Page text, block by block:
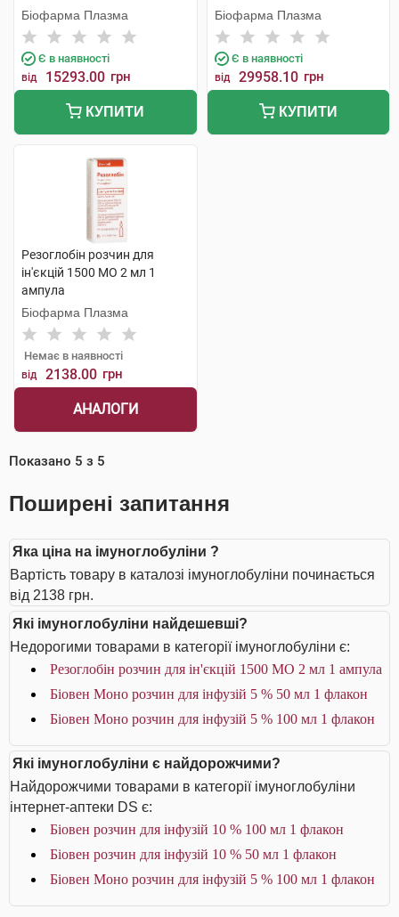
Біофарма Плазма
Є в наявності
від 15293.00 грн
КУПИТИ
Біофарма Плазма
Є в наявності
від 29958.10 грн
КУПИТИ
Резоглобін розчин для
ін'єкцій 1500 МО 2 мл 1
ампула
Біофарма Плазма
Немає в наявності
від 2138.00 грн
АНАЛОГИ
Показано 5 з 5
Поширені запитання
Яка ціна на імуноглобуліни ?
Вартість товару в каталозі імуноглобуліни починається
від 2138 грн.
Які імуноглобуліни найдешевші?
Недорогими товарами в категорії імуноглобуліни є:
Резоглобін розчин для ін'єкцій 1500 МО 2 мл 1 ампула
Біовен Моно розчин для інфузій 5 % 50 мл 1 флакон
Біовен Моно розчин для інфузій 5 % 100 мл 1 флакон
Які імуноглобуліни є найдорожчими?
Найдорожчими товарами в категорії імуноглобуліни
інтернет-аптеки DS є:
Біовен розчин для інфузій 10 % 100 мл 1 флакон
Біовен розчин для інфузій 10 % 50 мл 1 флакон
Біовен Моно розчин для інфузій 5 % 100 мл 1 флакон